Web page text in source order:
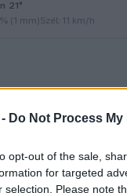
Do Not Process
opt-out of the sale,
for targeted
selection. Please note
21°
(1 mm)Szél: 11 km/h